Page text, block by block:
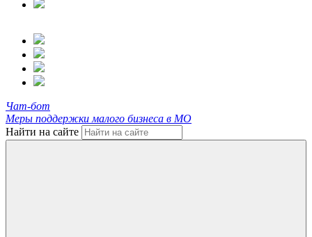
Чат-бот
Меры поддержки малого бизнеса в МО
Найти на сайте